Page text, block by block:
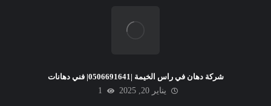
شركة دهان في راس الخيمة |0506691641| فني دهانات
يناير 20, 2025
1